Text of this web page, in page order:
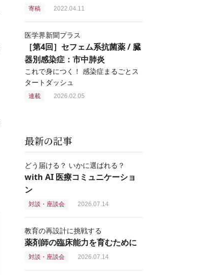
寄稿 2022.04.11
医学界新聞プラス
［第4回］セフェム系抗菌薬 / 臓
器別感染症：市中肺炎
これで身につく！ 感染症まるごとス
タートダッシュ
連載 2026.02.05
最新の記事
どう届ける？ いかに選ばれる？
with AI 医療コミュニケーショ
ン
対談・座談会 2026.07.14
教育の再設計に挑戦する
薬剤師の臨床能力を育むために
対談・座談会 2026.07.14